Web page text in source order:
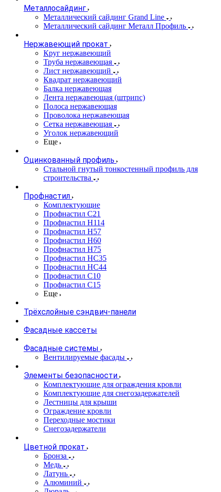
Металлосайдинг
Металлический сайдинг Grand Line
Металлический сайдинг Металл Профиль
Нержавеющий прокат
Круг нержавеющий
Труба нержавеющая
Лист нержавеющий
Квадрат нержавеющий
Балка нержавеющая
Лента нержавеющая (штрипс)
Полоса нержавеющая
Проволока нержавеющая
Сетка нержавеющая
Уголок нержавеющий
Еще
Оцинкованный профиль
Стальной гнутый тонкостенный профиль для
строительства
Профнастил
Комплектующие
Профнастил C21
Профнастил Н114
Профнастил Н57
Профнастил Н60
Профнастил Н75
Профнастил НС35
Профнастил НС44
Профнастил С10
Профнастил С15
Еще
Трёхслойные сэндвич-панели
Фасадные кассеты
Фасадные системы
Вентилируемые фасады
Элементы безопасности
Комплектующие для ограждения кровли
Комплектующие для снегозадержателей
Лестницы для крыши
Ограждение кровли
Переходные мостики
Снегозадержатели
Цветной прокат
Бронза
Медь
Латунь
Алюминий